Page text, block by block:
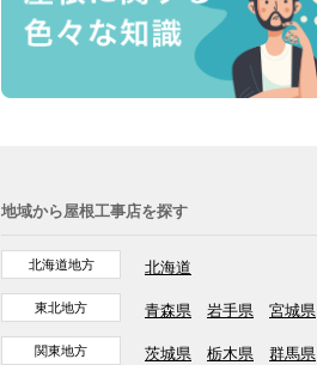
地域から屋根工事店を探す
北海道地方 北海道
東北地方 青森県 岩手県 宮城県
関東地方 茨城県 栃木県 群馬県